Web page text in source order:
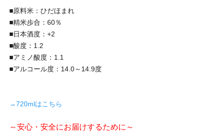
■原料米：ひだほまれ
■精米歩合：60％
■日本酒度：+2
■酸度：1.2
■アミノ酸度：1.1
■アルコール度：14.0～14.9度
→720mlはこちら
～安心・安全にお届けするために～